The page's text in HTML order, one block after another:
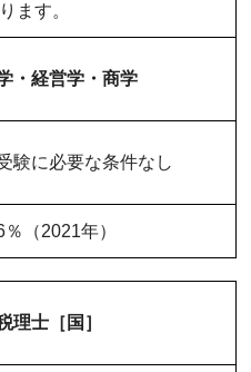
ます。
・経営学・商学
験に必要な条件なし
％（2021年）
理士［国］